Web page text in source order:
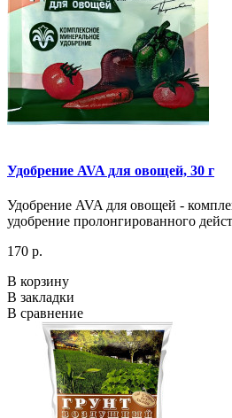
Удобрение AVA для овощей, 30 г
Удобрение AVA для овощей -
удобрение пролонгированного
170 р.
В корзину
В закладки
В сравнение